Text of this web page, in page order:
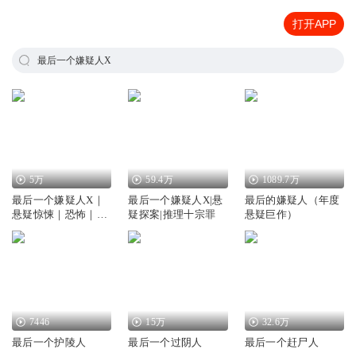
打开APP
最后一个嫌疑人X
5万
最后一个嫌疑人X｜
悬疑惊悚｜恐怖｜人
性深渊
59.4万
最后一个嫌疑人X|悬
疑探案|推理十宗罪
1089.7万
最后的嫌疑人（年度
悬疑巨作）
7446
最后一个护陵人
15万
最后一个过阴人
32.6万
最后一个赶尸人